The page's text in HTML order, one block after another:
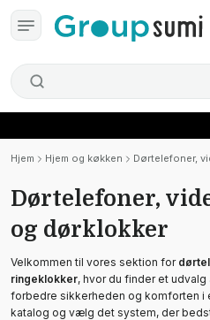
Hjem Hjem og køkken Dørtelefoner,
Dørtelefoner,
og dørklokker
Velkommen til vores sektion for
ringeklokker, hvor du finder et
forbedre sikkerheden og komforten i
katalog og vælg det system, der